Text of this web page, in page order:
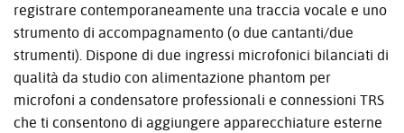
registrare contemporaneamente una traccia vocale e uno
strumento di accompagnamento (o due cantanti/due
strumenti). Dispone di due ingressi microfonici bilanciati di
qualità da studio con alimentazione phantom per
microfoni a condensatore professionali e connessioni TRS
che ti consentono di aggiungere apparecchiature esterne